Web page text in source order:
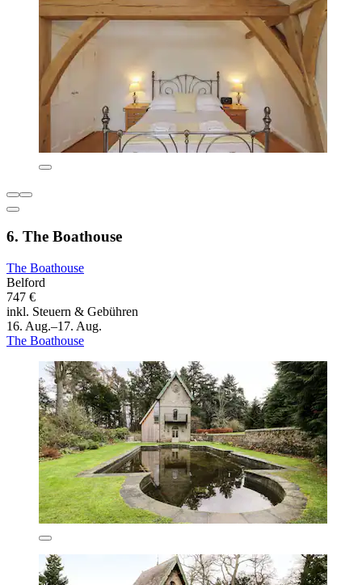
6. The Boathouse
The Boathouse
Belford
747 €
inkl. Steuern & Gebühren
16. Aug.–17. Aug.
The Boathouse